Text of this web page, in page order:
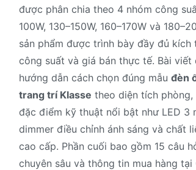
được phân chia theo 4 nhóm công
100W, 130–150W, 160–170W và
sản phẩm được trình bày đầy đủ kích
công suất và giá bán thực tế. Bài viết
hướng dẫn cách chọn đúng mẫu đèn
trang trí Klasse theo diện tích phòng,
đặc điểm kỹ thuật nổi bật như LED 3
dimmer điều chỉnh ánh sáng và chất
cao cấp. Phần cuối bao gồm 15 câu
chuyên sâu và thông tin mua hàng tại